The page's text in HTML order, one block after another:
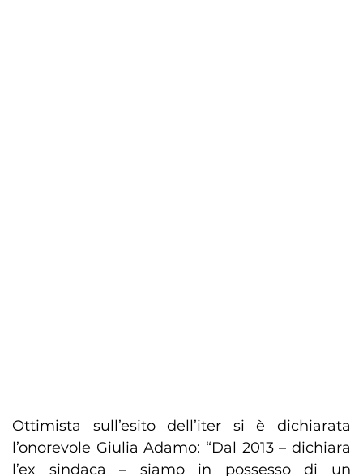
Ottimista sull’esito dell’iter si è dichiarata
l’onorevole Giulia Adamo: “Dal 2013 – dichiara
l’ex sindaca – siamo in possesso di un